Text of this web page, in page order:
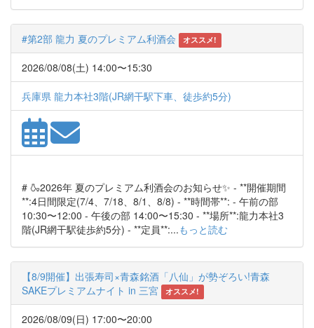
#第2部 龍力 夏のプレミアム利酒会 オススメ!
2026/08/08(土) 14:00〜15:30
兵庫県 龍力本社3階(JR網干駅下車、徒歩約5分)
# 🍶2026年 夏のプレミアム利酒会のお知らせ✨ - **開催期間
**:4日間限定(7/4、7/18、8/1、8/8) - **時間帯**: - 午前の部
10:30〜12:00 - 午後の部 14:00〜15:30 - **場所**:龍力本社3
階(JR網干駅徒歩約5分) - **定員**:...もっと読む
【8/9開催】出張寿司×青森銘酒「八仙」が勢ぞろい!青森
SAKEプレミアムナイト in 三宮
オススメ!
2026/08/09(日) 17:00〜20:00